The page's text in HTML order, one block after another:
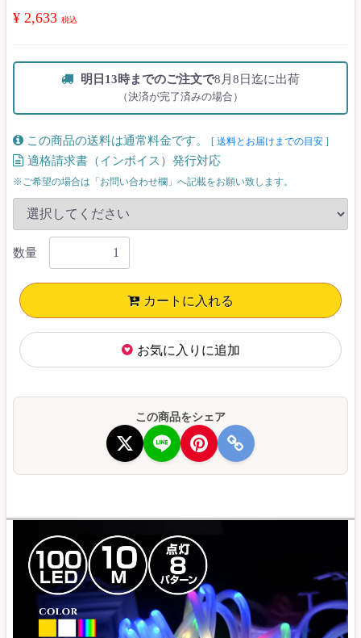
¥ 2,633 税込
明日13時までのご注文で8月8日迄に出荷
（決済が完了済みの場合）
この商品の送料は通常料金です。 [ 送料とお届けまでの目安 ]
適格請求書（インボイス）発行対応
※ご希望の場合は「お問い合わせ欄」へ記載をお願い致します。
数量
カートに入れる
お気に入りに追加
この商品をシェア